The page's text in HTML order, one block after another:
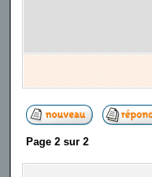
Page 2sur 2